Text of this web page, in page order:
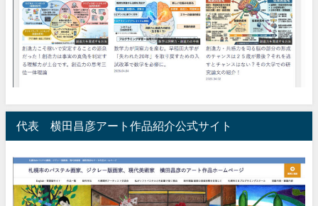
代表 横田昌彦アート作品紹介公式サイト